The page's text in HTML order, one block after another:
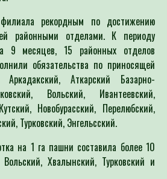
рекордным по достижению
районными отделами. К периоду
9 месяцев, 15 районных отделов
обязательства по приносящей
Аркадакский, Аткарский Базарно-
Вольский, Ивантеевский,
Новобурасский, Перелюбский,
Турковский, Энгельсский.
на 1 га пашни составила более 10
Вольский, Хвалынский, Турковский и